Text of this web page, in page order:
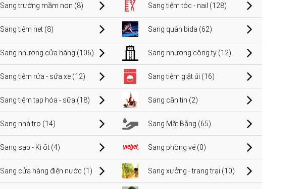
Sang trường mầm non (8) Sang tiệm tóc - nail (128)
Sang tiệm net (8) Sang quán bida (62)
Sang nhượng cửa hàng (106) Sang nhượng công ty (12)
Sang tiệm rửa - sửa xe (12) Sang tiệm giặt ủi (16)
Sang tiệm tạp hóa - sữa (18) Sang căn tin (2)
Sang nhà trọ (14) Sang Mặt Bằng (65)
Sang sạp - Ki ốt (4) Sang phòng vé (0)
Sang cửa hàng điện nước (1) Sang xưởng - trang trại (10)